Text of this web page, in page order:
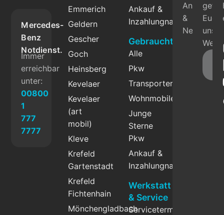
Mercedes-
Benz
Notdienst.
Immer
erreichbar
unter:
00800
1
777
7777
Emmerich
Geldern
Gescher
Goch
Heinsberg
Kevelaer
Kevelaer
(art
mobil)
Kleve
Krefeld
Gartenstadt
Krefeld
Fichtenhain
Mönchengladbach
Ankauf &
Inzahlungnahme
Gebrauchtfahrzeuge
Alle
Pkw
Transporter
Wohnmobile
Junge
Sterne
Pkw
Ankauf &
Inzahlungnahme
Werkstatt
& Service
Servicetermin
Angebote
&
News.
Euch